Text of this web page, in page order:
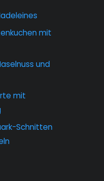
mit
und
mit
Schnitten